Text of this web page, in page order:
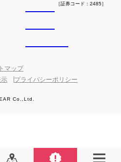
［証券コード：2485］
マップ
プライバシーポリシー
Co.,Ltd.